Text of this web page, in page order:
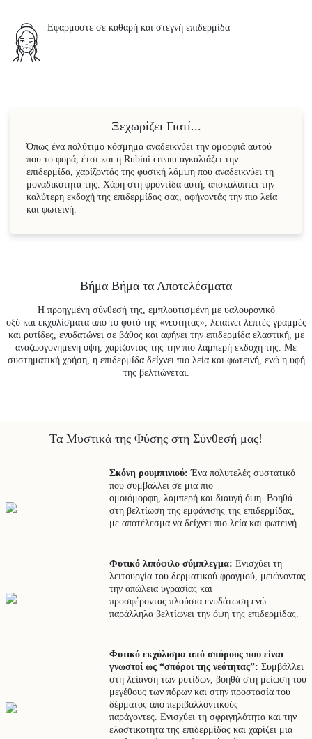
Εφαρμόστε σε καθαρή και στεγνή επιδερμίδα
Ξεχωρίζει Γιατί...
Όπως ένα πολύτιμο κόσμημα αναδεικνύει την ομορφιά αυτού
που το φορά, έτσι και η Rubini cream αγκαλιάζει την
επιδερμίδα, χαρίζοντάς της φυσική λάμψη που αναδεικνύει τη
μοναδικότητά της. Χάρη στη φροντίδα αυτή, αποκαλύπτει την
καλύτερη εκδοχή της επιδερμίδας σας, αφήνοντάς την πιο λεία
και φωτεινή.
Βήμα Βήμα τα Αποτελέσματα
Η προηγμένη σύνθεσή της, εμπλουτισμένη με υαλουρονικό
οξύ και εκχυλίσματα από το φυτό της «νεότητας», λειαίνει λεπτές γραμμές
και ρυτίδες, ενυδατώνει σε βάθος και αφήνει την επιδερμίδα ελαστική, με
αναζωογονημένη όψη, χαρίζοντάς της την πιο λαμπερή εκδοχή της. Με
συστηματική χρήση, η επιδερμίδα δείχνει πιο λεία και φωτεινή, ενώ η υφή
της βελτιώνεται.
Τα Μυστικά της Φύσης στη Σύνθεσή μας!
Σκόνη ρουμπινιού: Ένα πολυτελές συστατικό
που συμβάλλει σε μια πιο
ομοιόμορφη, λαμπερή και διαυγή όψη. Βοηθά
στη βελτίωση της εμφάνισης της επιδερμίδας,
με αποτέλεσμα να δείχνει πιο λεία και φωτεινή.
Φυτικό λιπόφιλο σύμπλεγμα: Ενισχύει τη
λειτουργία του δερματικού φραγμού, μειώνοντας
την απώλεια υγρασίας και
προσφέροντας πλούσια ενυδάτωση ενώ
παράλληλα βελτίωνει την όψη της επιδερμίδας.
Φυτικό εκχύλισμα από σπόρους που είναι
γνωστοί ως “σπόροι της νεότητας”: Συμβάλλει
στη λείανση των ρυτίδων, βοηθά στη μείωση του
μεγέθους των πόρων και στην προστασία του
δέρματος από περιβαλλοντικούς
παράγοντες. Ενισχύει τη σφριγηλότητα και την
ελαστικότητα της επιδερμίδας και χαρίζει μια